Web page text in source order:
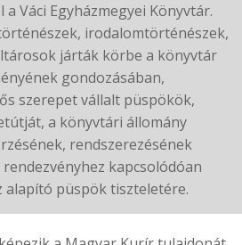
a Váci Egyházmegyei Könyvtár.
irodalomtörténészek,
járták körbe a könyvtár
gondozásában,
szerepet vállalt püspökök,
a könyvtári állomány
rendszerezésének
kapcsolódóan
alapító püspök tiszteletére.